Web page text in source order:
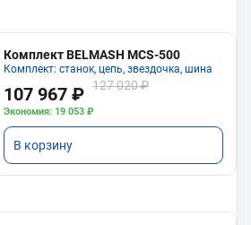
Комплект BELMASH MCS-500
Комплект: станок, цепь, звездочка, шина
107 967 ₽ 127 020 ₽
Экономия: 19 053 ₽
В корзину